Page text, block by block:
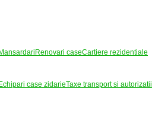
Mansardari Renovari caseCartiere rezidentiale
Echipari case zidarieTaxe transport si autorizatii